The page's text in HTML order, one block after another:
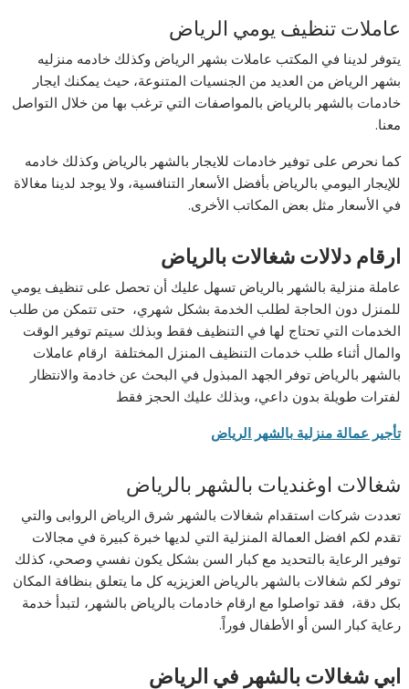
عاملات تنظيف يومي الرياض
يتوفر لدينا في المكتب عاملات بشهر الرياض وكذلك خادمه منزليه
بشهر الرياض من العديد من الجنسيات المتنوعة، حيث يمكنك ايجار
خادمات بالشهر بالرياض بالمواصفات التي ترغب بها من خلال التواصل
معنا.
كما نحرص على توفير خادمات للايجار بالشهر بالرياض وكذلك خادمه
للإيجار اليومي بالرياض بأفضل الأسعار التنافسية، ولا يوجد لدينا مغالاة
في الأسعار مثل بعض المكاتب الأخرى.
ارقام دلالات شغالات بالرياض
عاملة منزلية بالشهر بالرياض تسهل عليك أن تحصل على تنظيف يومي
للمنزل دون الحاجة لطلب الخدمة بشكل شهري، حتى تتمكن من طلب
الخدمات التي تحتاج لها في التنظيف فقط وبذلك سيتم توفير الوقت
والمال أثناء طلب خدمات التنظيف المنزل المختلفة ارقام عاملات
بالشهر بالرياض توفر الجهد المبذول في البحث عن خادمة والانتظار
لفترات طويلة بدون داعي، وبذلك عليك الحجز فقط
تأجير عمالة منزلية بالشهر الرياض
شغالات اوغنديات بالشهر بالرياض
تعددت شركات استقدام شغالات بالشهر شرق الرياض الروابى والتي
تقدم لكم افضل العمالة المنزلية التي لديها خبرة كبيرة في مجالات
توفير الرعاية بالتحديد مع كبار السن بشكل يكون نفسي وصحي، كذلك
توفر لكم شغالات بالشهر بالرياض العزيزيه كل ما يتعلق بنظافة المكان
بكل دقة، فقد تواصلوا مع ارقام خادمات بالرياض بالشهر، لتبدأ خدمة
رعاية كبار السن أو الأطفال فوراً.
ابي شغالات بالشهر في الرياض